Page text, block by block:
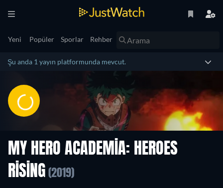
Yeni Popüler Sporlar Rehber
Şu anda 1 yayın platformunda mevcut.
MY HERO ACADEMIA: HEROES
RISING (2019)